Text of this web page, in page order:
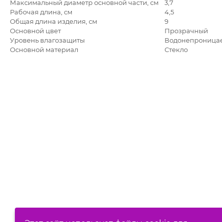
Максимальный диаметр основной части, см 3,7
Рабочая длина, см
4,5
Общая длина изделия, см
9
Основной цвет
Прозрачный
Уровень влагозащиты
Основной материал
Стекло